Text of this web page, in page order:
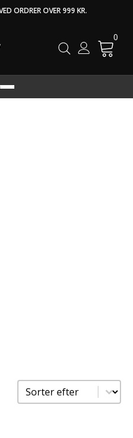
ORDRER OVER 999 KR.
0
Sorter
Sort content